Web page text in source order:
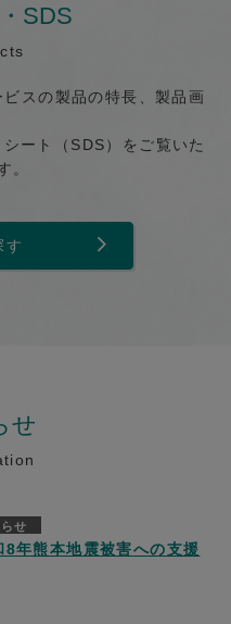
SDS
スの製品の特長、製品画
ート（SDS）をご覧いた
。
す
せ
せ
年熊本地震被害への支援